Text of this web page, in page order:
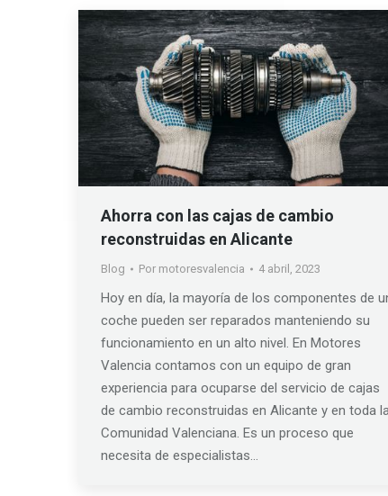
Ahorra con las cajas de cambio
reconstruidas en Alicante
Blog Por motoresvalencia 4 abril, 2023
Hoy en día, la mayoría de los componentes de
coche pueden ser reparados manteniendo su
funcionamiento en un alto nivel. En Motores
Valencia contamos con un equipo de gran
experiencia para ocuparse del servicio de cajas
de cambio reconstruidas en Alicante y en toda
Comunidad Valenciana. Es un proceso que
necesita de especialistas…